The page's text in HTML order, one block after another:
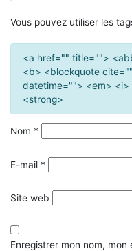
Vous pouvez utiliser les
<a href="" title="">
<b> <blockquote
datetime=""> <em>
<strong>
Nom *
E-mail *
Site web
Enregistrer mon nom,